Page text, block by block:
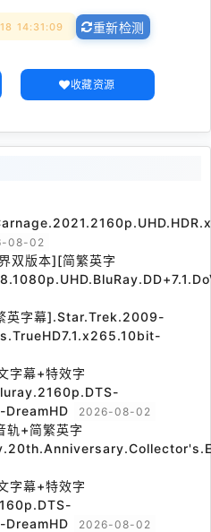
14:31:09 重新检测
收藏资源
08-02
双版本][简繁英字
英字幕].Star.Trek.2009-
字幕+特效字
2026-08-02
轨+简繁英字
字幕+特效字
2026-08-02